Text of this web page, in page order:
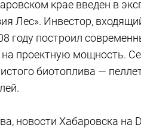
крае введен в
Лес». Инвестор,
году построил
проектную мощность.
биотоплива —
новости Хабаровска на